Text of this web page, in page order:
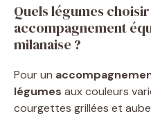
Quels légumes
accompagnement
milanaise ?
Pour un
légumes aux couleurs
courgettes grillées et